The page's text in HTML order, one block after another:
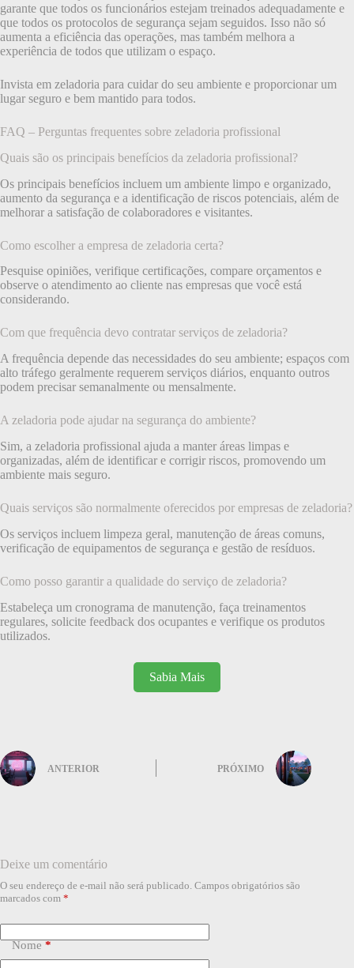
garante que todos os funcionários estejam treinados adequadamente e
que todos os protocolos de segurança sejam seguidos. Isso não só
aumenta a eficiência das operações, mas também melhora a
experiência de todos que utilizam o espaço.
Invista em zeladoria para cuidar do seu ambiente e proporcionar um
lugar seguro e bem mantido para todos.
FAQ – Perguntas frequentes sobre zeladoria profissional
Quais são os principais benefícios da zeladoria profissional?
Os principais benefícios incluem um ambiente limpo e organizado,
aumento da segurança e a identificação de riscos potenciais, além de
melhorar a satisfação de colaboradores e visitantes.
Como escolher a empresa de zeladoria certa?
Pesquise opiniões, verifique certificações, compare orçamentos e
observe o atendimento ao cliente nas empresas que você está
considerando.
Com que frequência devo contratar serviços de zeladoria?
A frequência depende das necessidades do seu ambiente; espaços com
alto tráfego geralmente requerem serviços diários, enquanto outros
podem precisar semanalmente ou mensalmente.
A zeladoria pode ajudar na segurança do ambiente?
Sim, a zeladoria profissional ajuda a manter áreas limpas e
organizadas, além de identificar e corrigir riscos, promovendo um
ambiente mais seguro.
Quais serviços são normalmente oferecidos por empresas de zeladoria?
Os serviços incluem limpeza geral, manutenção de áreas comuns,
verificação de equipamentos de segurança e gestão de resíduos.
Como posso garantir a qualidade do serviço de zeladoria?
Estabeleça um cronograma de manutenção, faça treinamentos
regulares, solicite feedback dos ocupantes e verifique os produtos
utilizados.
Sabia Mais
ANTERIOR PRÓXIMO
Deixe um comentário
O seu endereço de e-mail não será publicado. Campos obrigatórios são
marcados com *
Nome*